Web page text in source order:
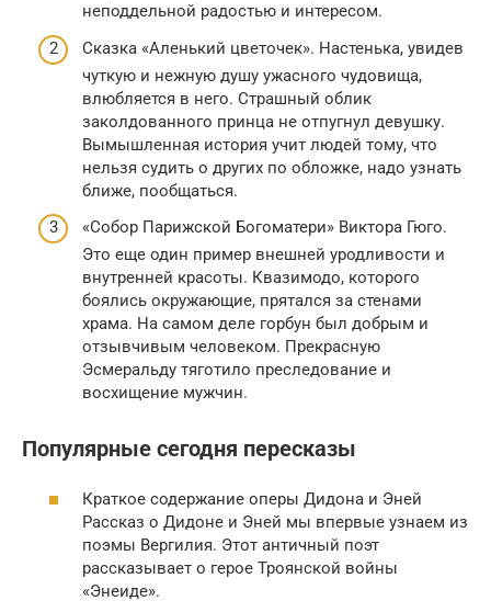
неподдельной радостью и интересом.
Сказка «Аленький цветочек». Настенька, увидев
чуткую и нежную душу ужасного чудовища,
влюбляется в него. Страшный облик
заколдованного принца не отпугнул девушку.
Вымышленная история учит людей тому, что
нельзя судить о других по обложке, надо узнать
ближе, пообщаться.
«Собор Парижской Богоматери» Виктора Гюго.
Это еще один пример внешней уродливости и
внутренней красоты. Квазимодо, которого
боялись окружающие, прятался за стенами
храма. На самом деле горбун был добрым и
отзывчивым человеком. Прекрасную
Эсмеральду тяготило преследование и
восхищение мужчин.
Популярные сегодня пересказы
Краткое содержание оперы Дидона и Эней
Рассказ о Дидоне и Эней мы впервые узнаем из
поэмы Вергилия. Этот античный поэт
рассказывает о герое Троянской войны
«Энеиде».